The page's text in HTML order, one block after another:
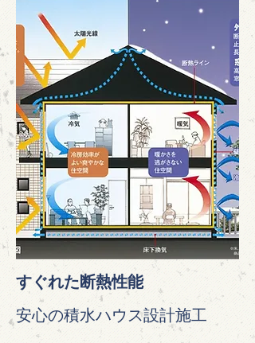
すぐれた断熱性能
安心の積水ハウス設計施工